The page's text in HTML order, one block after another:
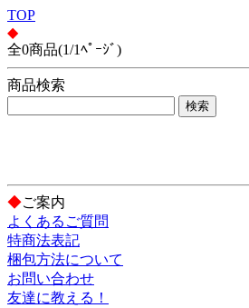
TOP
◆
全0商品(1/1ﾍﾟｰｼﾞ)
商品検索
◆ご案内
よくあるご質問
特商法表記
梱包方法について
お問い合わせ
友達に教える！